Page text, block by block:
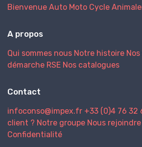
Bienvenue Auto Moto Cycle
A propos
Qui sommes nous Notre histoire
démarche RSE Nos catalogues
Contact
infoconso@impex.fr +33 (0)4 76 32
client ? Notre groupe Nous rejoindre
Confidentialité